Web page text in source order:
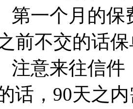
个月的保费
前不交的话
来往信件
话，90天之